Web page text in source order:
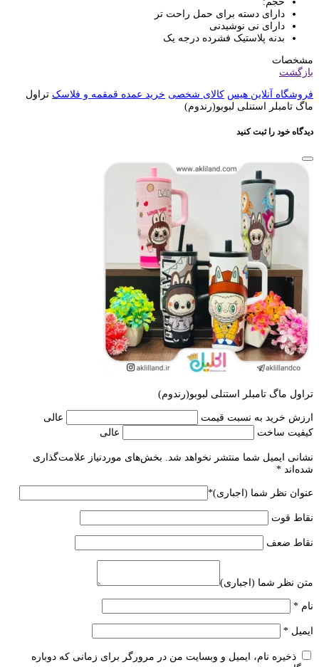
دارای دسته برای حمل راحت تر
دارای نی نوشیدنی
بدنه پلاستیک فشرده درجه یک
مشخصات
بازگشت
فروشگاه آنلاین هیس کالای شخصی خرید عمده قمقمه و فلاسک تراول
ماگ تامبلر استنلی لبوبو(رندوم)
دیدگاه خود را ثبت کنید
تراول ماگ تامبلر استنلی لبوبو(رندوم)
ارزش خرید به نسبت قیمت
عالی
کیفیت ساخت
عالی
نشانی ایمیل شما منتشر نخواهد شد. بخش‌های موردنیاز علامت‌گذاری
شده‌اند *
عنوان نظر شما (اجباری)*
نقاط قوت
نقاط ضعف
متن نظر شما (اجباری)
نام *
ایمیل *
ذخیره نام، ایمیل و وبسایت من در مرورگر برای زمانی که دوباره